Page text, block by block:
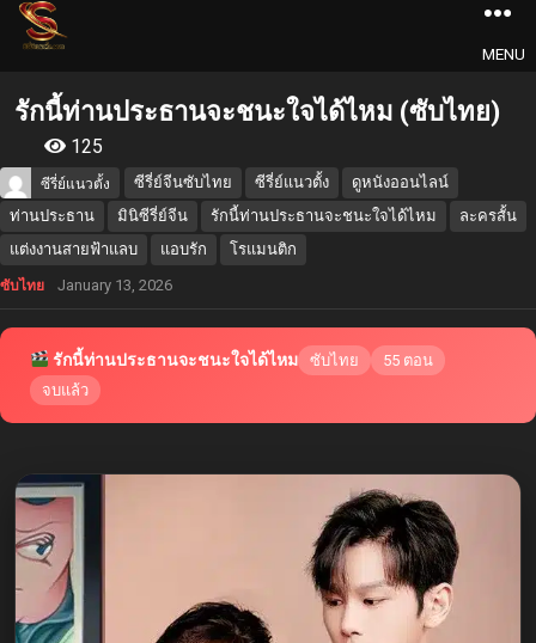
MENU
รักนี้ท่านประธานจะชนะใจได้ไหม (ซับไทย)
125
ซีรี่ย์แนวตั้ง ซีรี่ย์จีนซับไทย ซีรี่ย์แนวตั้ง
ดูหนังออนไลน์
ท่านประธาน
มินิซีรี่ย์จีน รักนี้ท่านประธานจะชนะใจได้ไหม
ละครสั้น
แต่งงานสายฟ้าแลบ
แอบรัก โรแมนติก
ซับไทย January 13, 2026
รักนี้ท่านประธานจะชนะใจได้ไหม ซับไทย
55 ตอน
จบแล้ว